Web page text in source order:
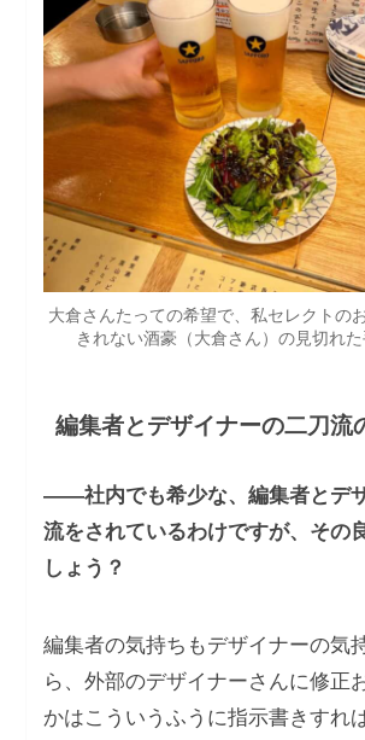
大倉さんたっての希望で、私セレクトの
きれない酒豪（大倉さん）の見切れた
編集者とデザイナーの二刀流
――社内でも希少な、編集者とデ
流をされているわけですが、その
しょう？
編集者の気持ちもデザイナーの気
ら、外部のデザイナーさんに修正
かはこういうふうに指示書きすれ